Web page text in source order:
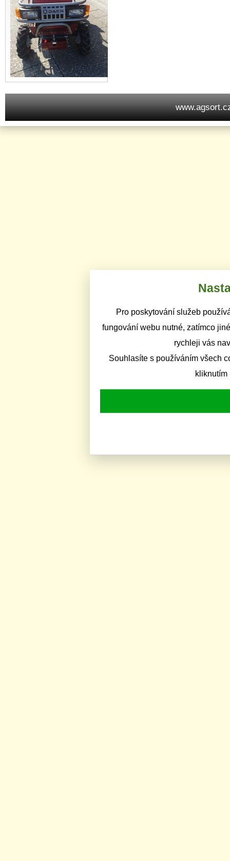
Pro poskytování služeb
fungování webu nutné, zatímco
rychleji vás
Souhlasíte s používáním všech
kliknutím